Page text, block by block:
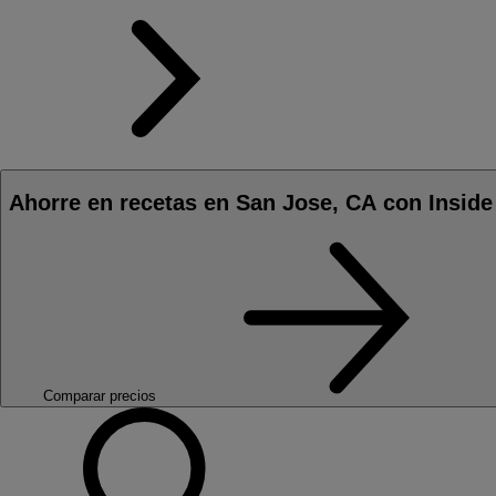
Ahorre en recetas en San Jose, CA con
Comparar precios